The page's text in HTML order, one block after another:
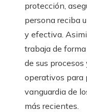
protección,
persona reciba
y efectiva.
trabaja de
de sus
operativos para
vanguardia de
más recientes.